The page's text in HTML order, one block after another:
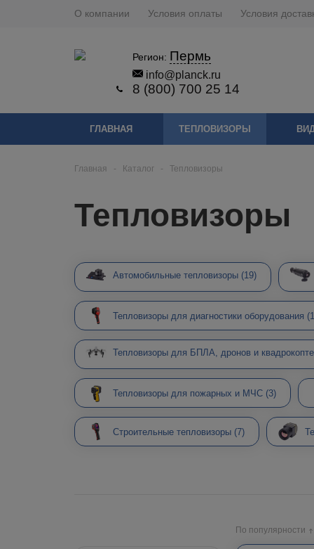
О компании Условия оплаты Условия
Регион: Пермь
info@planck.ru
8 (800) 700 25 14
ГЛАВНАЯ ТЕПЛОВИЗОРЫ
Главная - Каталог - Тепловизоры
Тепловизоры
Автомобильные тепловизоры (19)
Тепловизоры для диагностики оборудования
Тепловизоры для БПЛА, дронов и
Тепловизоры для пожарных и МЧС (3)
Строительные тепловизоры (7)
По популярности